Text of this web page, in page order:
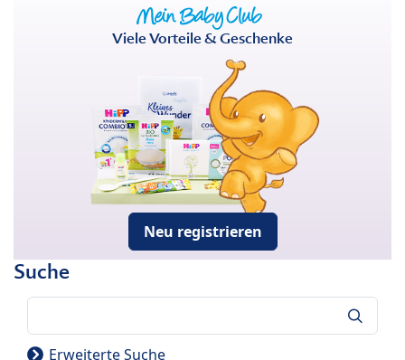
Viele Vorteile & Geschenke
Neu registrieren
Suche
Erweiterte Suche